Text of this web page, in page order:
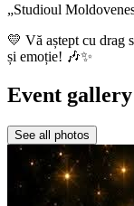
„Studioul
💛 Vă aștept cu drag
și emoție! 🎶✨
Event gallery
See all photos